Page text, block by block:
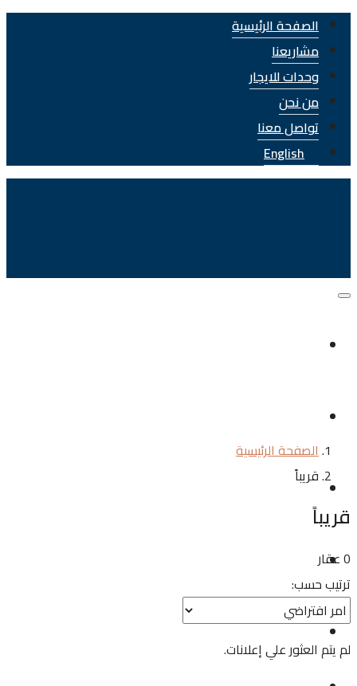
الصفحة الرئيسية
مشاريعنا
وحدات للايجار
من نحن
تواصل معنا
English
وحدات للايجار
من نحن
الصفحة الرئيسية
قريباً
قريباً
0 عقار
ترتيب حسب:
لم يتم العثور علي إعلانات.